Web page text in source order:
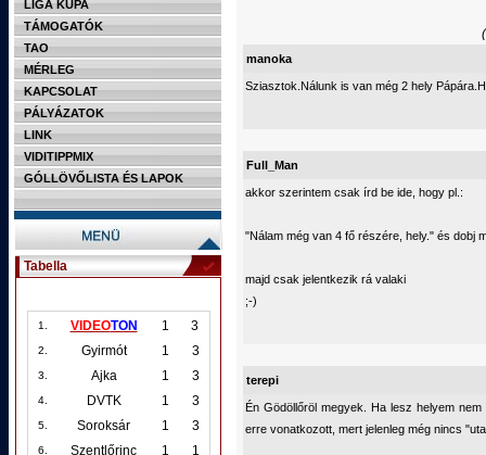
LIGA KUPA
TÁMOGATÓK
TAO
MÉRLEG
KAPCSOLAT
PÁLYÁZATOK
LINK
VIDITIPPMIX
GÓLLÖVŐLISTA ÉS LAPOK
Tabella
1. VIDEOTON 1 3
2. Gyirmót 1 3
3. Ajka 1 3
4. DVTK 1 3
5. Soroksár 1 3
6. Szentlőrinc 1 1
manoka
Sziasztok.Nálunk is van még 2 hely
Full_Man
akkor szerintem csak írd be ide, hogy pl.:
"Nálam még van 4 fő részére, hely." és dobj
majd csak jelentkezik rá valaki
;-)
terepi
Én Gödöllőröl megyek. Ha lesz helyem
erre vonatkozott, mert jelenleg még nincs